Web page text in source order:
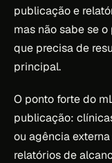
publicação e
mas não sabe se
que precisa de
principal.
O ponto forte do
publicação:
ou agência
relatórios de